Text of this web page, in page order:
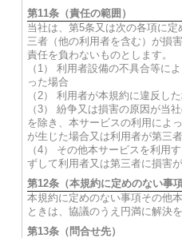
第11条（責任の範囲）
当社は、第5条又は次の各項に
三者（他の利用者を含む）が損
責任を負わないものとします。
（1） 利用者設備の不具合等に
った場合
（2） 利用者が本規約に違反し
（3） 紛争又は損害の原因が当
を除き、本サービスの利用によ
が生じた場合又は利用者が第三
（4） その他本サービスを利用
ずして利用者又は第三者に損害
第12条（本規約に定めのない事項
本規約に定めのない事項その他
ときは、協議のうえ円満に解決
第13条（問合せ先）